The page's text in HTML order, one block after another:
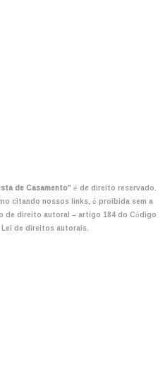
de Casamento" é de direito reservado.
citando nossos links, é proibida sem a
de direito autoral – artigo 184 do Código
Lei de direitos autorais.